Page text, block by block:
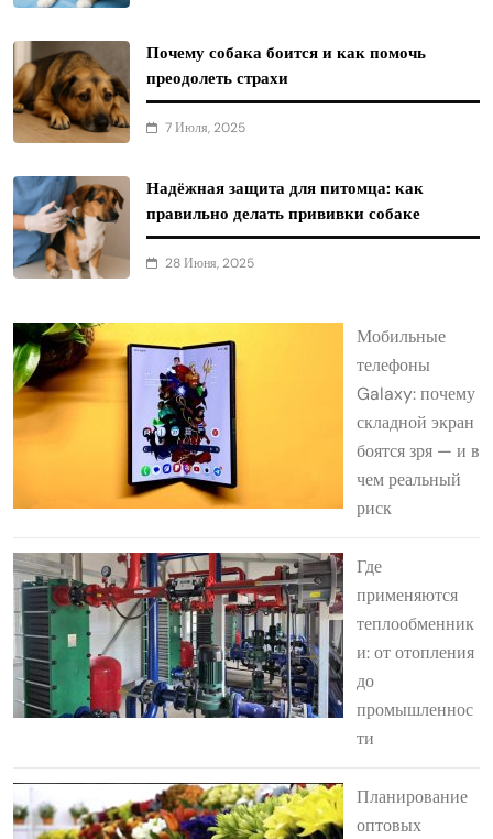
Почему собака боится и как помочь
преодолеть страхи
7 Июля, 2025
Надёжная защита для питомца: как
правильно делать прививки собаке
28 Июня, 2025
Мобильные
телефоны
Galaxy: почему
складной экран
боятся зря — и в
чем реальный
риск
Где
применяются
теплообменник
и: от отопления
до
промышленнос
ти
Планирование
оптовых